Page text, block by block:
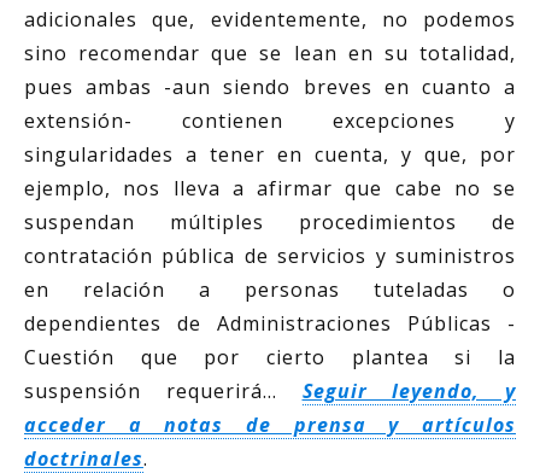
adicionales que, evidentemente, no podemos
sino recomendar que se lean en su totalidad,
pues ambas -aun siendo breves en cuanto a
extensión- contienen excepciones y
singularidades a tener en cuenta, y que, por
ejemplo, nos lleva a afirmar que cabe no se
suspendan múltiples procedimientos de
contratación pública de servicios y suministros
en relación a personas tuteladas o
dependientes de Administraciones Públicas -
Cuestión que por cierto plantea si la
suspensión requerirá… Seguir leyendo, y
acceder a notas de prensa y artículos
doctrinales.